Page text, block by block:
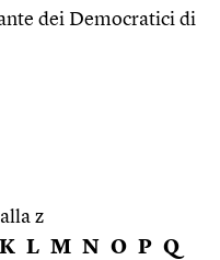
dei Democratici di
z
K L M N O P Q